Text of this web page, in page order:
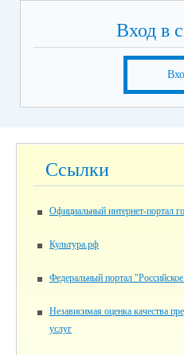
Вход в
Ссылки
Официальный интернет-портал
Культура.рф
Федеральный портал
Независимая оценка качества
услуг